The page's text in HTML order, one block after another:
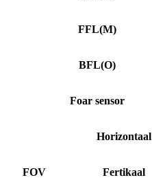
FFL(M)
BFL(O)
Foar sensor
FOV
Horizontaal
Fertikaal